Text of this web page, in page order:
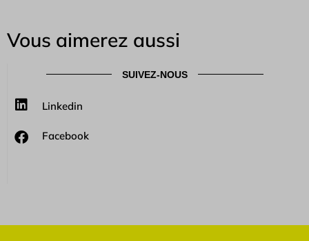
Vous aimerez aussi
SUIVEZ-NOUS
Linkedin
Facebook